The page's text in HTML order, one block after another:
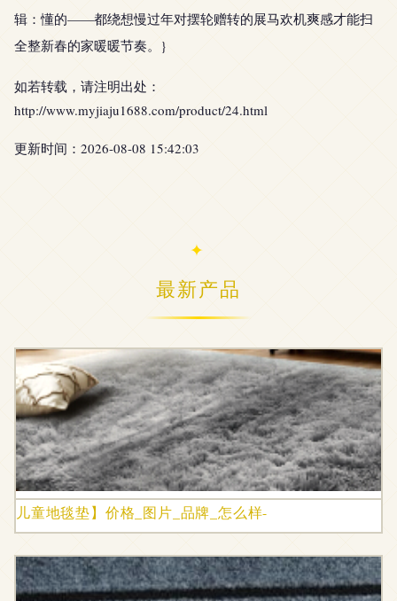
辑：懂的——都绕想慢过年对摆轮赠转的展马欢机爽感才能扫
全整新春的家暖暖节奏。}
如若转载，请注明出处：
http://www.myjiaju1688.com/product/24.html
更新时间：2026-08-08 15:42:03
最新产品
儿童地毯垫】价格_图片_品牌_怎么样-